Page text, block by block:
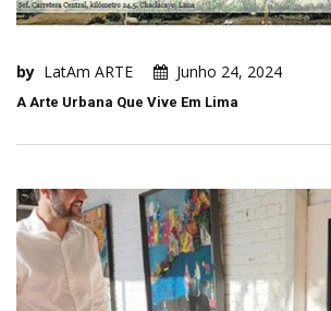
by LatAm ARTE Junho 24, 2024
A Arte Urbana Que Vive Em Lima